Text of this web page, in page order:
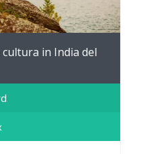
in India del